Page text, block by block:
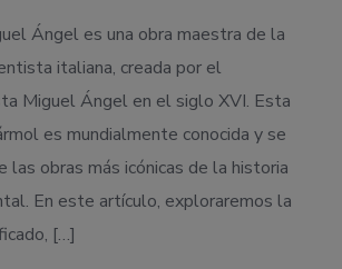
Ángel es una obra maestra de la
italiana, creada por el
Miguel Ángel en el siglo XVI. Esta
es mundialmente conocida y se
las obras más icónicas de la historia
En este artículo, exploraremos la
[…]